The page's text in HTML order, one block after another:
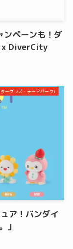
ンペーンも！ダ
x DiverCity
ーグッズ・テーマパーク)
ア！バンダイ
」